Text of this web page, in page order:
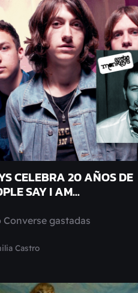
CELEBRA 20 AÑOS DE
SAY I AM...
Converse gastadas
Castro